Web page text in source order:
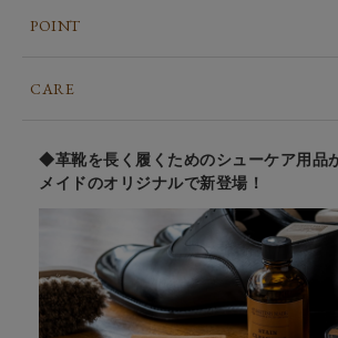
POINT
CARE
◆革靴を長く履くためのシューケア用品
メイドのオリジナルで新登場！